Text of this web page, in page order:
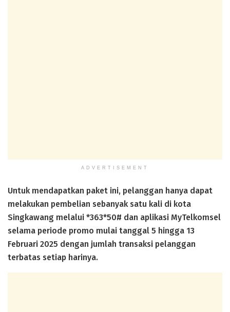
ADVERTISEMENT
Untuk mendapatkan paket ini, pelanggan hanya dapat
melakukan pembelian sebanyak satu kali di kota
Singkawang melalui *363*50# dan aplikasi MyTelkomsel
selama periode promo mulai tanggal 5 hingga 13
Februari 2025 dengan jumlah transaksi pelanggan
terbatas setiap harinya.